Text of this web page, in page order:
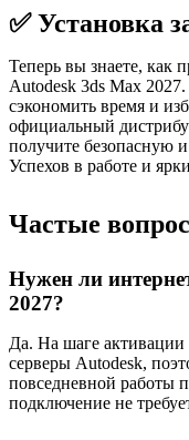
✅ Установка
Теперь вы знаете, как
Autodesk 3ds Max
сэкономить время и
официальный
получите безопасную
Успехов в работе и
Частые
Нужен ли
2027?
Да. На шаге активации
серверы Autodesk,
повседневной работы
подключение не